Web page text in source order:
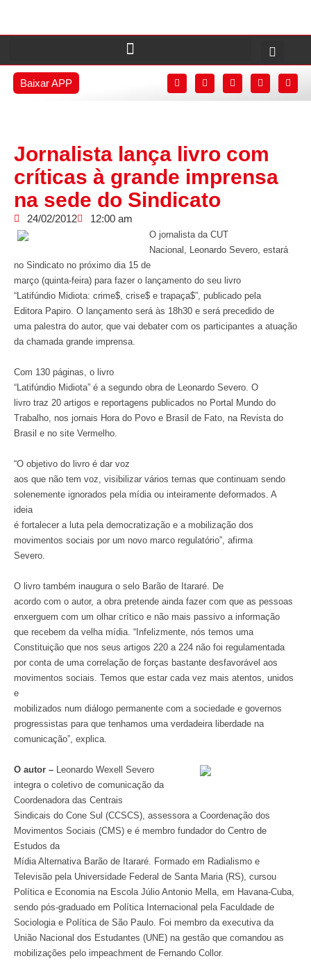
Baixar APP
Jornalista lança livro com
críticas à grande imprensa
na sede do Sindicato
24/02/2012 12:00 am
O jornalista da CUT
Nacional, Leonardo Severo, estará
no Sindicato no próximo dia 15 de
março (quinta-feira) para fazer o lançamento do seu livro
“Latifúndio Midiota: crime$, crise$ e trapaça$”, publicado pela
Editora Papiro. O lançamento será às 18h30 e será precedido de
uma palestra do autor, que vai debater com os participantes a atuação
da chamada grande imprensa.
Com 130 páginas, o livro
“Latifúndio Midiota” é a segundo obra de Leonardo Severo. O
livro traz 20 artigos e reportagens publicados no Portal Mundo do
Trabalho, nos jornais Hora do Povo e Brasil de Fato, na Revista do
Brasil e no site Vermelho.
“O objetivo do livro é dar voz
aos que não tem voz, visibilizar vários temas que continuam sendo
solenemente ignorados pela mídia ou inteiramente deformados. A
ideia
é fortalecer a luta pela democratização e a mobilização dos
movimentos sociais por um novo marco regulatório”, afirma
Severo.
O livro também inaugura o selo Barão de Itararé. De
acordo com o autor, a obra pretende ainda fazer com que as pessoas
enxerguem com um olhar crítico e não mais passivo a informação
que recebem da velha mídia. “Infelizmente, nós temos uma
Constituição que nos seus artigos 220 a 224 não foi regulamentada
por conta de uma correlação de forças bastante desfavorável aos
movimentos sociais. Temos que estar cada vez mais atentos, unidos
e
mobilizados num diálogo permanente com a sociedade e governos
progressistas para que tenhamos uma verdadeira liberdade na
comunicação”, explica.
O autor – Leonardo Wexell Severo
integra o coletivo de comunicação da
Coordenadora das Centrais
Sindicais do Cone Sul (CCSCS), assessora a Coordenação dos
Movimentos Sociais (CMS) e é membro fundador do Centro de
Estudos da
Mídia Alternativa Barão de Itararé. Formado em Radialismo e
Televisão pela Universidade Federal de Santa Maria (RS), cursou
Política e Economia na Escola Júlio Antonio Mella, em Havana-Cuba,
sendo pós-graduado em Política Internacional pela Faculdade de
Sociologia e Política de São Paulo. Foi membro da executiva da
União Nacional dos Estudantes (UNE) na gestão que comandou as
mobilizações pelo impeachment de Fernando Collor.